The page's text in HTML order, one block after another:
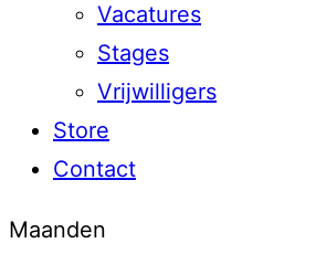
Vacatures
Stages
Vrijwilligers
Store
Contact
Maanden